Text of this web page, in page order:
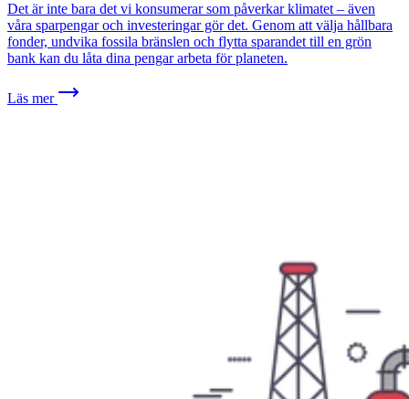
Det är inte bara det vi konsumerar som påverkar klimatet – även
våra sparpengar och investeringar gör det. Genom att välja hållbara
fonder, undvika fossila bränslen och flytta sparandet till en grön
bank kan du låta dina pengar arbeta för planeten.
Läs mer